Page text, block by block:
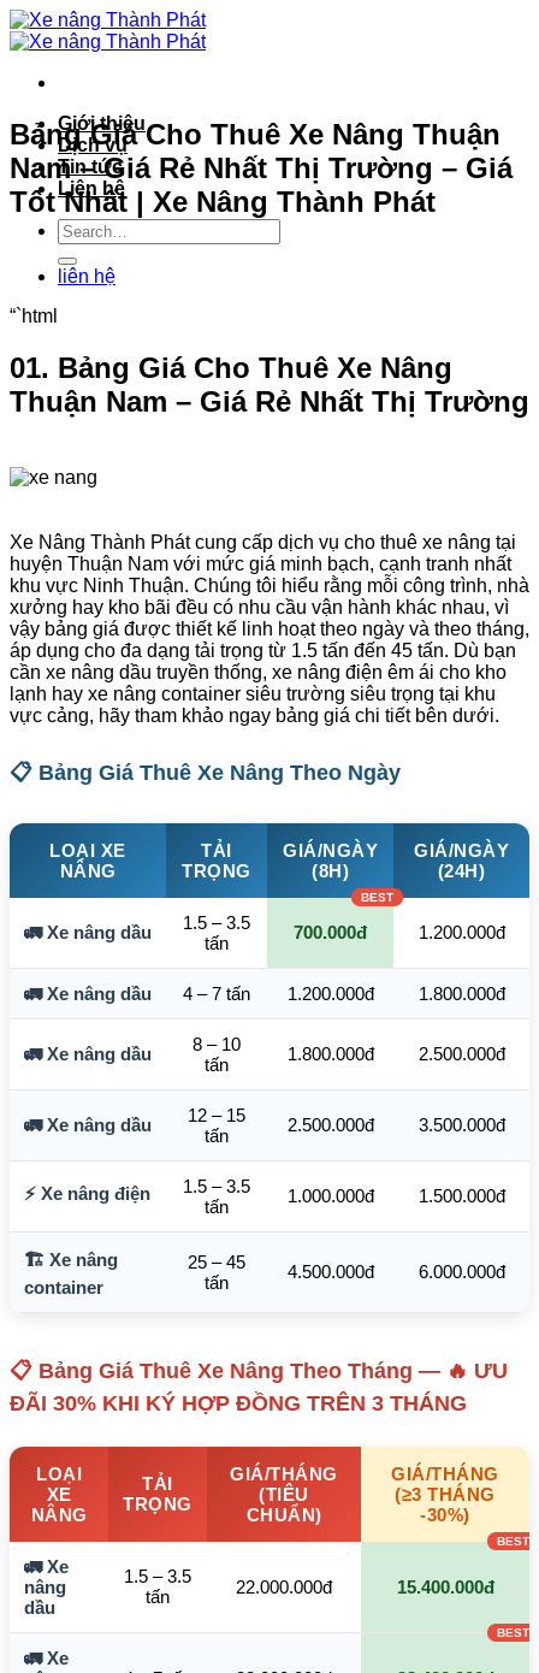
Bỏ
qua
dung
Giới thiệu
Dịch vụ
Tin tức
Liên hệ
liên hệ
Bảng Giá Cho Thuê Xe Nâng Thuận
Nam – Giá Rẻ Nhất Thị Trường – Giá
Tốt Nhất | Xe Nâng Thành Phát
“`html
01. Bảng Giá Cho Thuê Xe Nâng
Thuận Nam – Giá Rẻ Nhất Thị Trường
Xe Nâng Thành Phát cung cấp dịch vụ cho thuê xe nâng tại
huyện Thuận Nam với mức giá minh bạch, cạnh tranh nhất
khu vực Ninh Thuận. Chúng tôi hiểu rằng mỗi công trình, nhà
xưởng hay kho bãi đều có nhu cầu vận hành khác nhau, vì
vậy bảng giá được thiết kế linh hoạt theo ngày và theo tháng,
áp dụng cho đa dạng tải trọng từ 1.5 tấn đến 45 tấn. Dù bạn
cần xe nâng dầu truyền thống, xe nâng điện êm ái cho kho
lạnh hay xe nâng container siêu trường siêu trọng tại khu
vực cảng, hãy tham khảo ngay bảng giá chi tiết bên dưới.
📋 Bảng Giá Thuê Xe Nâng Theo Ngày
LOẠI XE
NÂNG
TẢI
TRỌNG
GIÁ/NGÀY
(8H)
GIÁ/NGÀY
(24H)
🚛 Xe nâng dầu
1.5 – 3.5
tấn
700.000đ 1.200.000đ
🚛 Xe nâng dầu 4 – 7 tấn 1.200.000đ 1.800.000đ
🚛 Xe nâng dầu
8 – 10
tấn
1.800.000đ 2.500.000đ
🚛 Xe nâng dầu
12 – 15
tấn
2.500.000đ 3.500.000đ
⚡ Xe nâng điện
1.5 – 3.5
tấn
1.000.000đ 1.500.000đ
🏗️ Xe nâng
container
25 – 45
tấn
4.500.000đ 6.000.000đ
📋 Bảng Giá Thuê Xe Nâng Theo Tháng — 🔥 ƯU
ĐÃI 30% KHI KÝ HỢP ĐỒNG TRÊN 3 THÁNG
LOẠI
XE
NÂNG
TẢI
TRỌNG
GIÁ/THÁNG
(TIÊU
CHUẨN)
GIÁ/THÁNG
(≥3 THÁNG
-30%)
🚛 Xe
nâng
dầu
1.5 – 3.5
tấn
22.000.000đ 15.400.000đ
🚛 Xe